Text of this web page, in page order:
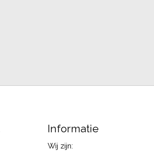
Informatie
Wij zijn: